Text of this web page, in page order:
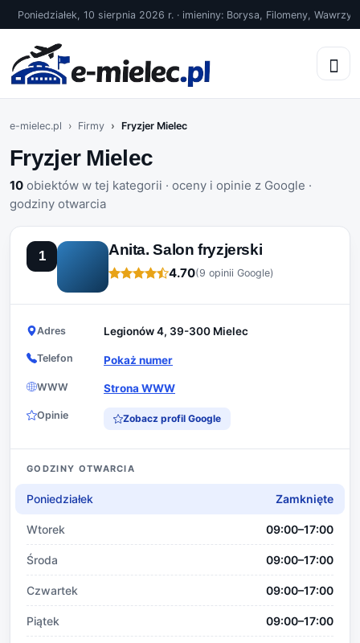
Poniedziałek, 10 sierpnia 2026 r. · imieniny: Borysa, Filomeny,
e-mielec.pl Firmy Fryzjer Mielec
Fryzjer Mielec
10 obiektów w tej kategorii · oceny i opinie z Google ·
godziny otwarcia
1 Anita. Salon fryzjerski
4.70(9 opinii Google)
Adres Legionów 4, 39-300 Mielec
Telefon Pokaż numer
WWW Strona WWW
Opinie Zobacz profil Google
GODZINY OTWARCIA
Poniedziałek Zamknięte
Wtorek 09:00–17:00
Środa 09:00–17:00
Czwartek 09:00–17:00
Piątek 09:00–17:00